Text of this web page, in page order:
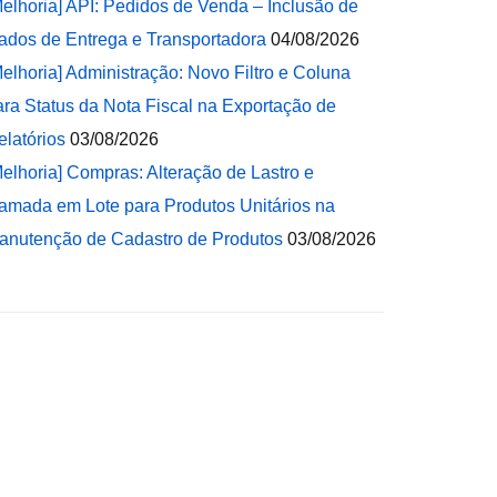
API: Pedidos de Venda – Inclusão de
de Entrega e Transportadora 04/08/2026
Administração: Novo Filtro e Coluna
Status da Nota Fiscal na Exportação de
03/08/2026
Compras: Alteração de Lastro e
em Lote para Produtos Unitários na
de Cadastro de Produtos 03/08/2026